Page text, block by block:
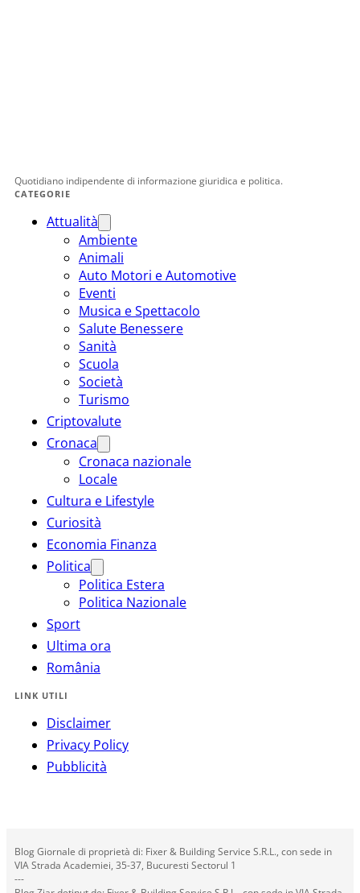
Quotidiano indipendente di informazione giuridica e politica.
CATEGORIE
Attualità
Ambiente
Animali
Auto Motori e Automotive
Eventi
Musica e Spettacolo
Salute Benessere
Sanità
Scuola
Società
Turismo
Criptovalute
Cronaca
Cronaca nazionale
Locale
Cultura e Lifestyle
Curiosità
Economia Finanza
Politica
Politica Estera
Politica Nazionale
Sport
Ultima ora
România
LINK UTILI
Disclaimer
Privacy Policy
Pubblicità
Blog Giornale di proprietà di: Fixer & Building Service S.R.L., con sede in
VIA Strada Academiei, 35-37, Bucuresti Sectorul 1
---